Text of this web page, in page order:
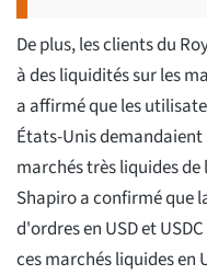
De plus, les clients du
à des liquidités sur les
a affirmé que les
États-Unis
marchés très liquides
Shapiro a confirmé que
d'ordres en USD et
ces marchés liquides en